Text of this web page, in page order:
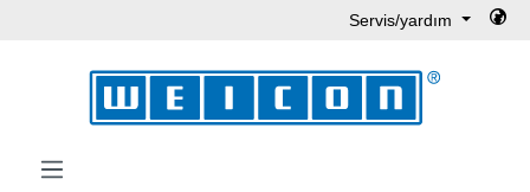
Servis/yardım